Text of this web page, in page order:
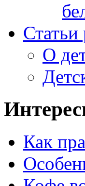
Статьи
О
Как